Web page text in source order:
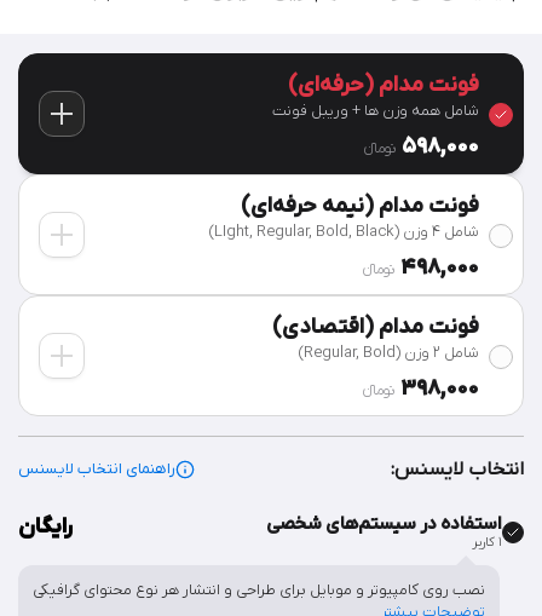
فونت مدام (حرفه‌ای)
شامل همه وزن ها + وریبل فونت
598,000 تومان‫ء‬
فونت مدام (نیمه حرفه‌ای)
شامل ۴ وزن (LIght, Regular, Bold, Black)
498,000 تومان‫ء‬
فونت مدام (اقتصادی)
شامل 2 وزن (Regular, Bold)
398,000 تومان‫ء‬
انتخاب لایسنس: راهنمای انتخاب لایسنس
استفاده در سیستم‌های شخصی
۱ کاربر
رایگان
نصب روی کامپیوتر و موبایل برای طراحی و انتشار هر نوع محتوای گرافیکی
توضیحات بیشتر